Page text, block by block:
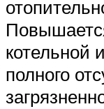
котельной
полного